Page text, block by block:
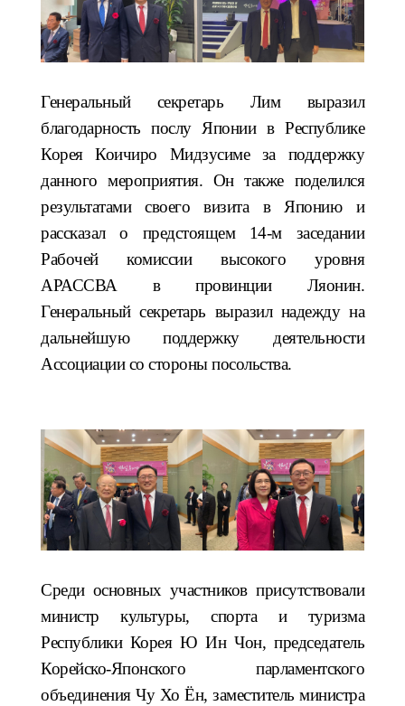
Генеральный секретарь Лим выразил
благодарность послу Японии в Республике
Корея Коичиро Мидзусиме за поддержку
данного мероприятия. Он также поделился
результатами своего визита в Японию и
рассказал о предстоящем 14-м заседании
Рабочей комиссии высокого уровня
АРАССВА в провинции Ляонин.
Генеральный секретарь выразил надежду на
дальнейшую поддержку деятельности
Ассоциации со стороны посольства.
Среди основных участников присутствовали
министр культуры, спорта и туризма
Республики Корея Ю Ин Чон, председатель
Корейско-Японского парламентского
объединения Чу Хо Ён, заместитель министра